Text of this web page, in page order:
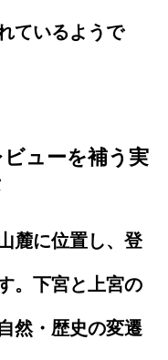
ているようで
ューを補う実
麓に位置し、登
。下宮と上宮の
然・歴史の変遷